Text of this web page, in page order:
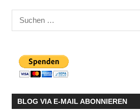
Suchen
nach:
BLOG VIA E-MAIL ABONNIEREN